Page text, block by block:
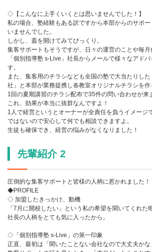
週間ランキング
◇【こんなに上手くいくとは思いませんでした！】
私の場合、塾経験もある訳ですから本部からのサポ
いませんでした。
しかし、蓋を開けてみてびっくり。
集客サポートもそうですが、日々の運営のことや毎
「個別指導塾 s-Live」社長からメールで様々なアド
す。
また、集客用のチラシなども全国の塾で大当たりし
社」と本部が業務提携し各教室オリジナルチラシを作
1回の夏期講習のチラシ配布で35件の問い合わせが来
これ、効果が本当に抜群なんですよ！
1人で経営というとオーナーが全責任を負うイメージ
ではないので安心して何でも相談できますよ。
生徒も確保でき、経営の悩みがなくなりました！
先輩紹介 2
圧倒的な集客サポートと皆様の人柄に惹かれました！
◆PROFILE
◇ 加盟したきっかけ、動機
「7月に開校したい」という私の希望を聞いてくれた
社長の人柄をとても気に入ったから。
◇「個別指導塾 s-Live」の第一印象
正直、最初は「聞いたことない会社なので大丈夫かな